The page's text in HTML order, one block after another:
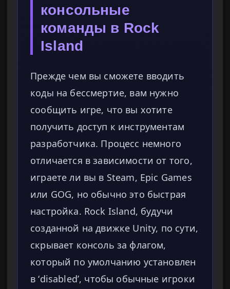
консольные
команды в Rock
Island
Прежде чем вы сможете вводить
коды на бессмертие, вам нужно
сообщить игре, что вы хотите
получить доступ к инструментам
разработчика. Процесс немного
отличается в зависимости от того,
играете ли вы в Steam, Epic Games
или GOG, но обычно это быстрая
настройка. Rock Island, будучи
созданной на движке Unity, по сути,
скрывает консоль за флагом,
который по умолчанию установлен
в ‘disabled’, чтобы обычные игроки